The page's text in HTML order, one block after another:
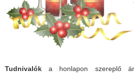
Tudnivalók a honlapon szereplő